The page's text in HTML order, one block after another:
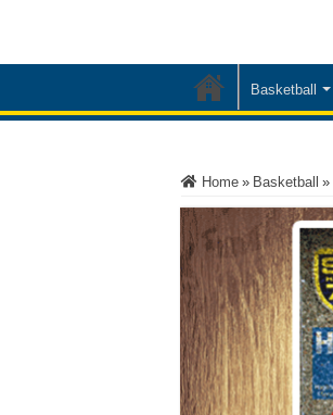
Basketball
Home » Basketball »